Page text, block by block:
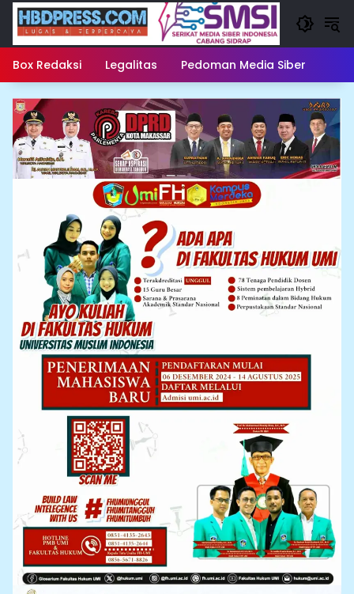
Langsung
konten
Box Redaksi Legalitas Pedoman Media Siber